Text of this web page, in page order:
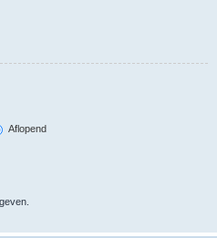
Aflopend